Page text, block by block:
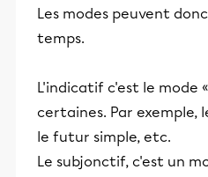
Les modes peuvent
temps.
L'indicatif c'est le mode
certaines. Par exemple,
le futur simple, etc.
Le subjonctif, c'est un